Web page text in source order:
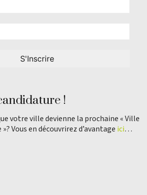
!
votre ville devienne la prochaine « Ville
»? Vous en découvrirez d’avantage ici…